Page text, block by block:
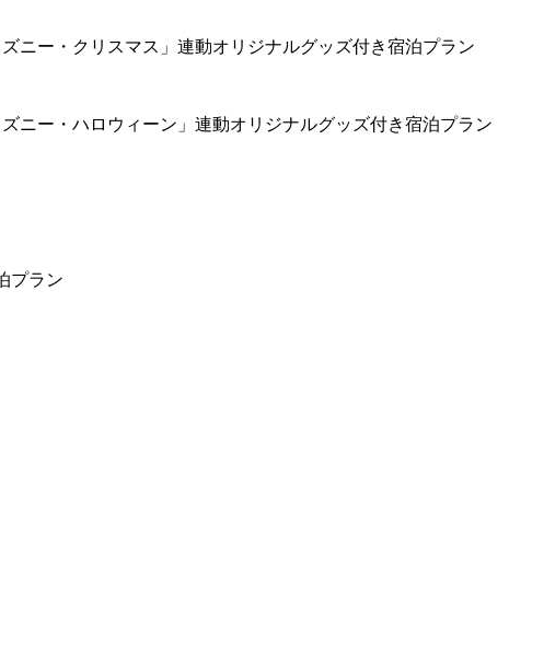
ニー・クリスマス」連動オリジナルグッズ付き宿泊プラン
ニー・ハロウィーン」連動オリジナルグッズ付き宿泊プラン
プラン